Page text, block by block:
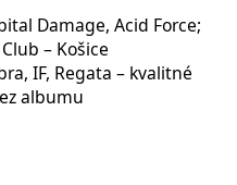
Damage, Acid Force;
– Košice
IF, Regata – kvalitné
albumu